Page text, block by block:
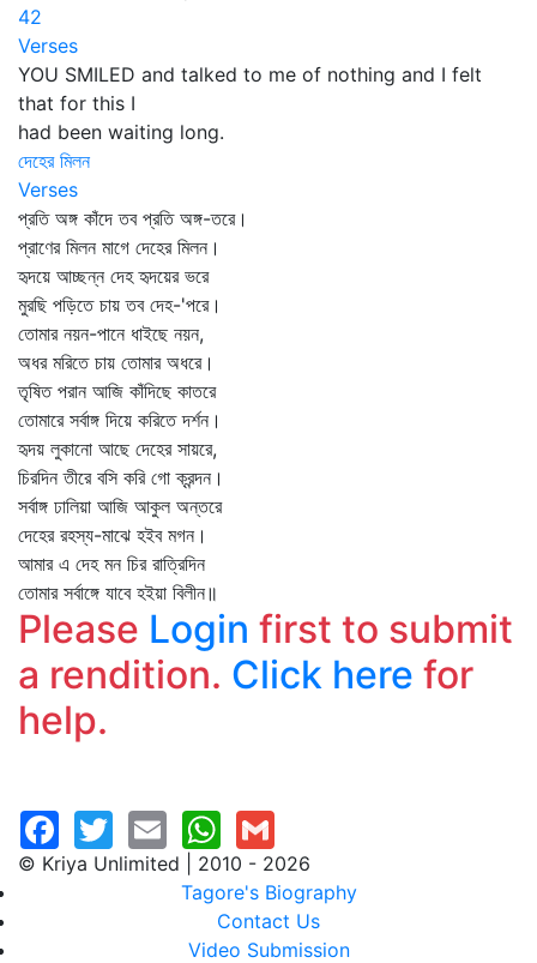
42
Verses
YOU SMILED and talked to me of nothing and I felt
that for this I
had been waiting long.
দেহের মিলন
Verses
প্রতি অঙ্গ কাঁদে তব প্রতি অঙ্গ-তরে।
প্রাণের মিলন মাগে দেহের মিলন।
হৃদয়ে আচ্ছন্ন দেহ হৃদয়ের ভরে
মুরছি পড়িতে চায় তব দেহ-'পরে।
তোমার নয়ন-পানে ধাইছে নয়ন,
অধর মরিতে চায় তোমার অধরে।
তৃষিত পরান আজি কাঁদিছে কাতরে
তোমারে সর্বাঙ্গ দিয়ে করিতে দর্শন।
হৃদয় লুকানো আছে দেহের সায়রে,
চিরদিন তীরে বসি করি গো ক্রন্দন।
সর্বাঙ্গ ঢালিয়া আজি আকুল অন্তরে
দেহের রহস্য-মাঝে হইব মগন।
আমার এ দেহ মন চির রাত্রিদিন
তোমার সর্বাঙ্গে যাবে হইয়া বিলীন॥
Please Login first to submit
a rendition. Click here for
help.
© Kriya Unlimited | 2010 - 2026
Tagore's Biography
Contact Us
Video Submission